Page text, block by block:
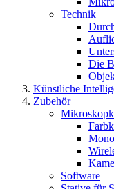
Technik
Die
Künstliche
Zubehör
Software